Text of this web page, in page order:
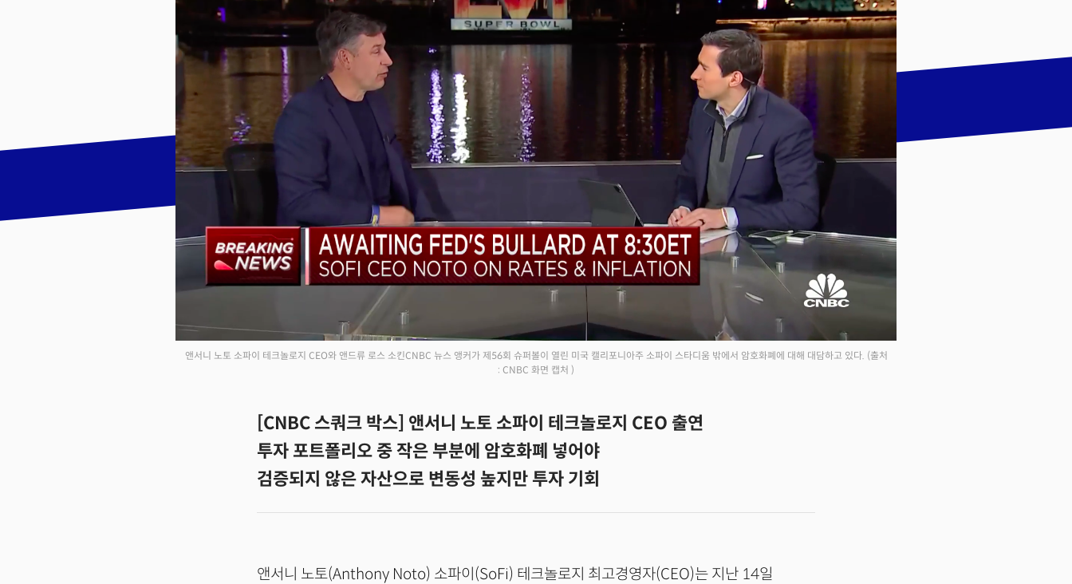
앤서니 노토 소파이 테크놀로지 CEO와 앤드류 로스 소킨CNBC 뉴스 앵커가 제56회 슈퍼볼이 열린 미국 캘리포니아주 소파이 스타디움 밖에서 암호화폐에 대해 대담하고 있다. (출처
: CNBC 화면 캡처 )
[CNBC 스쿼크 박스] 앤서니 노토 소파이 테크놀로지 CEO 출연
투자 포트폴리오 중 작은 부분에 암호화폐 넣어야
검증되지 않은 자산으로 변동성 높지만 투자 기회
앤서니 노토(Anthony Noto) 소파이(SoFi) 테크놀로지 최고경영자(CEO)는 지난 14일